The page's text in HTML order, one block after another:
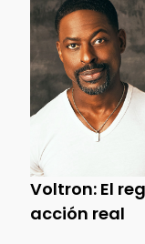
Voltron: El
acción real